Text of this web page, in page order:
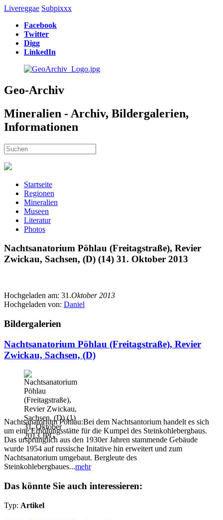
Livereggae Subpixxx
Facebook
Twitter
Digg
LinkedIn
Geo-Archiv
Mineralien - Archiv, Bildergalerien,
Informationen
Startseite
Regionen
Mineralien
Museen
Literatur
Photos
Nachtsanatorium Pöhlau (Freitagstraße), Revier
Zwickau, Sachsen, (D) (14) 31. Oktober 2013
Hochgeladen am: 31.Oktober 2013
Hochgeladen von: Daniel
Bildergalerien
Nachtsanatorium Pöhlau (Freitagstraße), Revier
Zwickau, Sachsen, (D)
Nachtsanatorium Pöhlau:Bei dem Nachtsantorium handelt es sich
um eine Erholungsstätte für die Kumpel des Steinkohlebergbaus.
Das ursprünglich aus den 1930er Jahren stammende Gebäude
wurde 1954 auf russische Initative hin erweitert und zum
Nachtsanatorium umgebaut. Bergleute des
Steinkohlebergbaues...mehr
Das könnte Sie auch interessieren:
Typ: Artikel